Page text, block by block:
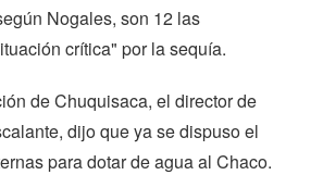
Nogales, son 12 las
crítica" por la sequía.
de Chuquisaca, el director de
dijo que ya se dispuso el
para dotar de agua al Chaco.